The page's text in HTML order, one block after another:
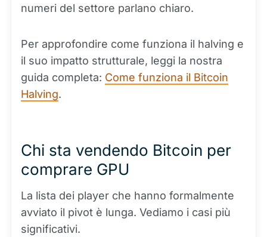
numeri del settore parlano chiaro.
Per approfondire come funziona il halving e
il suo impatto strutturale, leggi la nostra
guida completa: Come funziona il Bitcoin
Halving.
Chi sta vendendo Bitcoin per
comprare GPU
La lista dei player che hanno formalmente
avviato il pivot è lunga. Vediamo i casi più
significativi.